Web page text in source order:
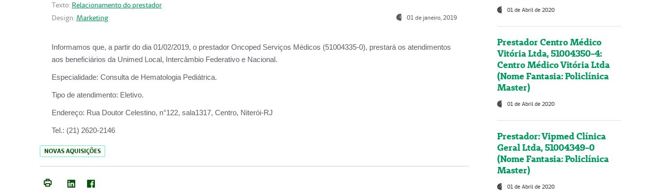
Texto: Relacionamento do prestador
Design: Marketing 01 de janeiro, 2019
Informamos que, a partir do dia 01/02/2019, o prestador Oncoped Serviços Médicos (51004335-0), prestará os atendimentos
aos beneficiários da Unimed Local, Intercâmbio Federativo e Nacional.
Especialidade: Consulta de Hematologia Pediátrica.
Tipo de atendimento: Eletivo.
Endereço: Rua Doutor Celestino, n°122, sala1317, Centro, Niterói-RJ
Tel.: (21) 2620-2146
NOVAS AQUISIÇÕES
01 de Abril de 2020
Prestador Centro Médico
Vitória Ltda, 51004350-4:
Centro Médico Vitória Ltda
(Nome Fantasia: Policlínica
Master)
01 de Abril de 2020
Prestador: Vipmed Clínica
Geral Ltda, 51004349-0
(Nome Fantasia: Policlínica
Master)
01 de Abril de 2020